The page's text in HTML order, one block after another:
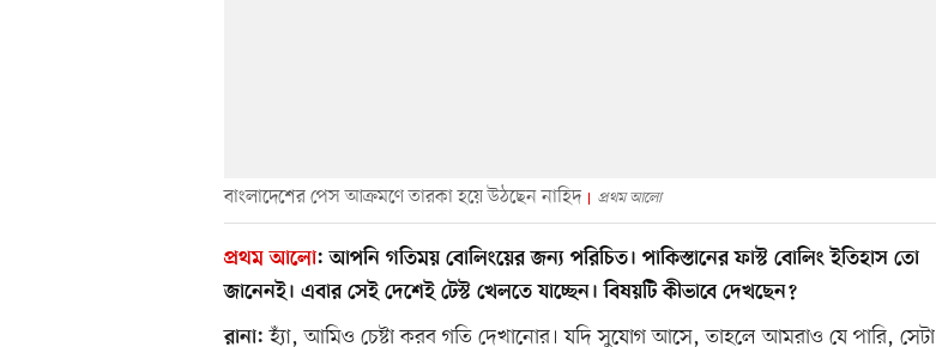
বাংলাদেশের পেস আক্রমণে তারকা হয়ে উঠছেন নাহিদ প্রথম আলো
প্রথম আলো:আপনি গতিময় বোলিংয়ের জন্য পরিচিত। পাকিস্তানের ফাস্ট বোলিং ইতিহাস তো
জানেনই। এবার সেই দেশেই টেস্ট খেলতে যাচ্ছেন। বিষয়টি কীভাবে দেখছেন?
রানা: হ্যাঁ, আমিও চেষ্টা করব গতি দেখানোর। যদি সুযোগ আসে, তাহলে আমরাও যে পারি, সেটা